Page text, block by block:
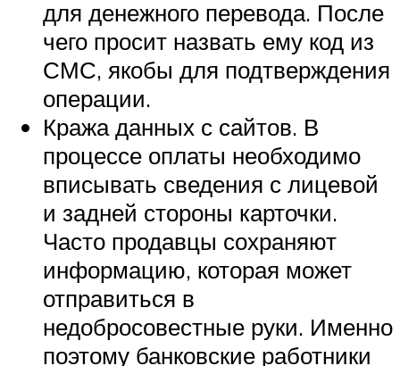
для денежного перевода. После
чего просит назвать ему код из
СМС, якобы для подтверждения
операции.
Кража данных с сайтов. В
процессе оплаты необходимо
вписывать сведения с лицевой
и задней стороны карточки.
Часто продавцы сохраняют
информацию, которая может
отправиться в
недобросовестные руки. Именно
поэтому банковские работники